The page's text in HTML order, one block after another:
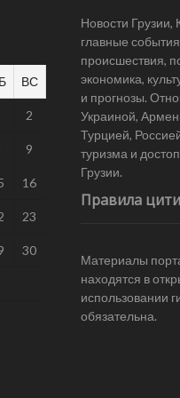
ВС
2
9
16
23
30
Новости Грузии,
главные
происшествия,
экономика,
и прогнозы.
Украиной,
Турцией,
туризма и
Грузии.
Правила
Материалы
находятся в
использовании
обязательна.